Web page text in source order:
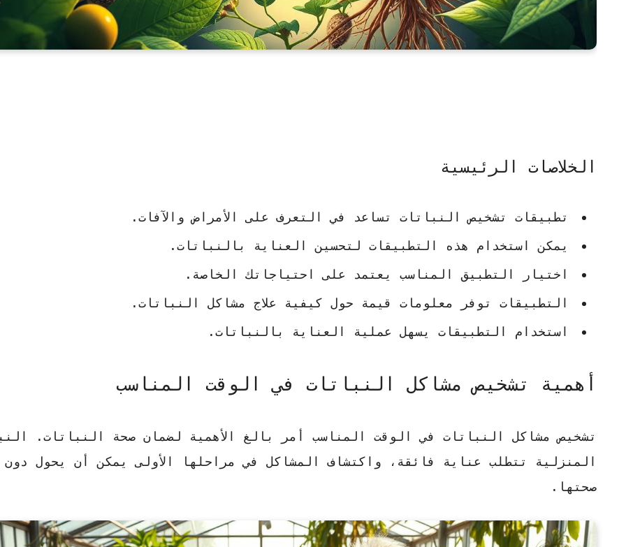
الخلاصات الرئيسية
تطبيقات تشخيص النباتات تساعد في التعرف على الأمراض والآفات.
يمكن استخدام هذه التطبيقات لتحسين العناية بالنباتات.
اختيار التطبيق المناسب يعتمد على احتياجاتك الخاصة.
التطبيقات توفر معلومات قيمة حول كيفية علاج مشاكل النباتات.
استخدام التطبيقات يسهل عملية العناية بالنباتات.
أهمية تشخيص مشاكل النباتات في الوقت المناسب
تشخيص مشاكل النباتات في الوقت المناسب أمر بالغ الأهمية لضمان صحة النباتات.
المنزلية تتطلب عناية فائقة، واكتشاف المشاكل في مراحلها الأولى يمكن أن يحول دون
صحتها.